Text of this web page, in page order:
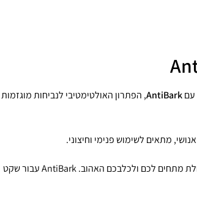
עםAntiBark, הפתרון האולטימטיבי לנביחות מוגזמות
מתאים לשימוש פנימי וחיצוני.
אז תגידו להתראות ללילות ללא שינה ושלום לסביבה שקטה ונטולת מתחים לכם ולכלבכם האהוב. AntiBark עבור שקט